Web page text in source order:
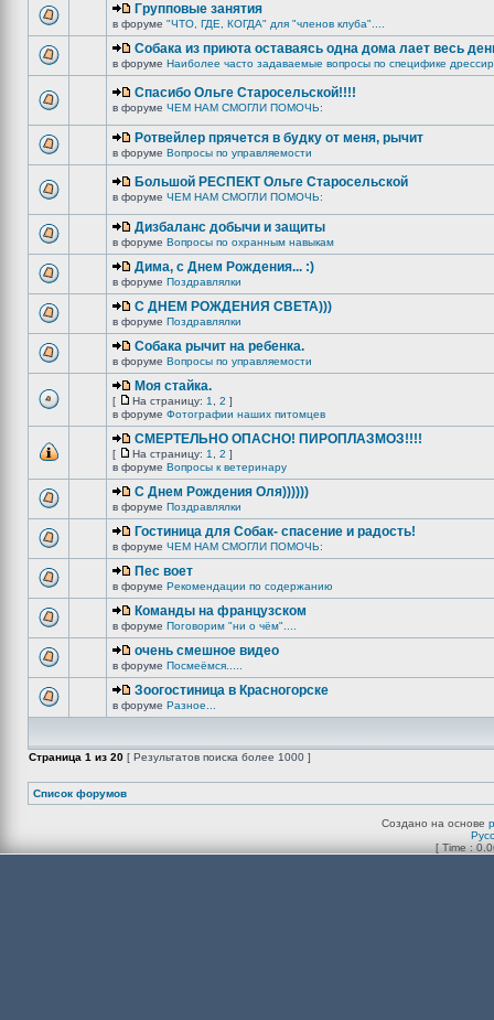
Групповые занятия
в форуме "ЧТО, ГДЕ, КОГДА" для "членов клуба"....
Собака из приюта оставаясь одна дома лает весь
в форуме Наиболее часто задаваемые вопросы по специфике
Спасибо Ольге Старосельской!!!!
в форуме ЧЕМ НАМ СМОГЛИ ПОМОЧЬ:
Ротвейлер прячется в будку от меня, рычит
в форуме Вопросы по управляемости
Большой РЕСПЕКТ Ольге Старосельской
в форуме ЧЕМ НАМ СМОГЛИ ПОМОЧЬ:
Дизбаланс добычи и защиты
в форуме Вопросы по охранным навыкам
Дима, с Днем Рождения... :)
в форуме Поздравлялки
C ДНЕМ РОЖДЕНИЯ СВЕТА)))
в форуме Поздравлялки
Собака рычит на ребенка.
в форуме Вопросы по управляемости
Моя стайка.
[ На страницу: 1 2 ]
в форуме Фотографии наших питомцев
СМЕРТЕЛЬНО ОПАСНО! ПИРОПЛАЗМОЗ!!!!
[ На страницу: 1 2 ]
в форуме Вопросы к ветеринару
С Днем Рождения Оля))))))
в форуме Поздравлялки
Гостиница для Собак- спасение и радость!
в форуме ЧЕМ НАМ СМОГЛИ ПОМОЧЬ:
Пес воет
в форуме Рекомендации по содержанию
Команды на французском
в форуме Поговорим "ни о чём"....
очень смешное видео
в форуме Посмеёмся.....
Зоогостиница в Красногорске
в форуме Разное...
Страница 1 из 20 [ Результатов поиска более 1000 ]
Список форумов
Создано на основе
[ Time :